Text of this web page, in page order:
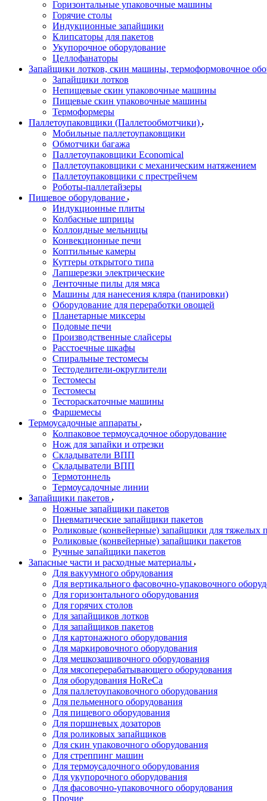
Горизонтальные упаковочные машины
Горячие столы
Индукционные запайщики
Клипсаторы для пакетов
Укупорочное оборудование
Целлофанаторы
Запайщики лотков, скин машины, термоформовочное
Запайщики лотков
Непищевые скин упаковочные машины
Пищевые скин упаковочные машины
Термоформеры
Паллетоупаковщики (Паллетообмотчики)
Мобильные паллетоупаковщики
Обмотчики багажа
Паллетоупаковщики Economical
Паллетоупаковщики с механическим натяжением
Паллетоупаковщики с престрейчем
Роботы-паллетайзеры
Пищевое оборудование
Индукционные плиты
Колбасные шприцы
Коллоидные мельницы
Конвекционные печи
Коптильные камеры
Куттеры открытого типа
Лапшерезки электрические
Ленточные пилы для мяса
Машины для нанесения кляра (панировки)
Оборудование для переработки овощей
Планетарные миксеры
Подовые печи
Производственные слайсеры
Расстоечные шкафы
Спиральные тестомесы
Тестоделители-округлители
Тестомесы
Тестомесы
Тестораскаточные машины
Фаршемесы
Термоусадочные аппараты
Колпаковое термоусадочное оборудование
Нож для запайки и отрезки
Складыватели ВПП
Складыватели ВПП
Термотоннель
Термоусадочные линии
Запайщики пакетов
Ножные запайщики пакетов
Пневматические запайщики пакетов
Роликовые (конвейерные) запайщики для тяжелых
Роликовые (конвейерные) запайщики пакетов
Ручные запайщики пакетов
Запасные части и расходные материалы
Для вакуумного обрудования
Для вертикального фасовочно-упаковочного
Для горизонтального оборудования
Для горячих столов
Для запайщиков лотков
Для запайщиков пакетов
Для картонажного оборудования
Для маркировочного оборудования
Для мешкозашивочного оборудования
Для мясоперерабатывающего оборудования
Для оборудования HoReCa
Для паллетоупаковочного оборудования
Для пельменного оборудования
Для пищевого оборудования
Для поршневых дозаторов
Для роликовых запайщиков
Для скин упаковочного оборудования
Для стреппинг машин
Для термоусадочного оборудования
Для укупорочного оборудования
Для фасовочно-упаковочного оборудования
Прочие